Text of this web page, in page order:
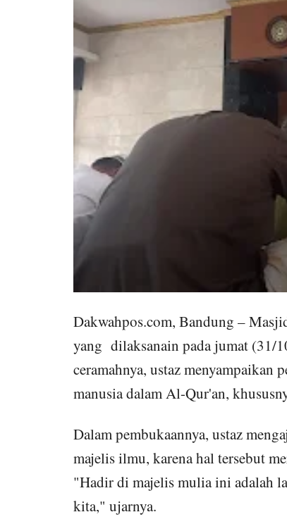
Dakwahpos.com, Bandung –
yang dilaksanain pada jumat (31/
ceramahnya, ustaz menyampaikan
manusia dalam Al-Qur'an,
Dalam pembukaannya, ustaz
majelis ilmu, karena hal tersebut
"Hadir di majelis mulia ini adalah
kita," ujarnya.